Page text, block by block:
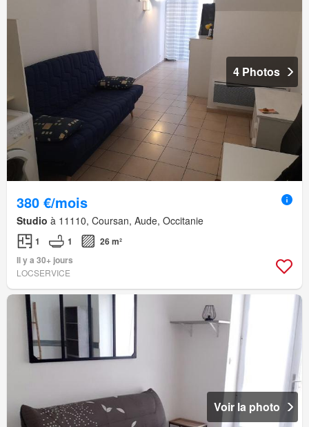
4 Photos
380 €/mois
Studio à 11110, Coursan, Aude, Occitanie
1 1
26 m²
Il y a 30+ jours
LOCSERVICE
Voir la photo